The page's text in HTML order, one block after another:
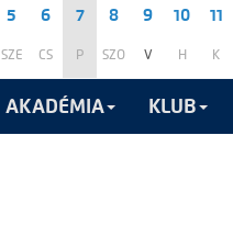
5
SZE
6
CS
7
P
8
SZO
9
V
10
H
11
K
AKADÉMIA KLUB